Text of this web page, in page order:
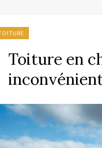
Toiture en